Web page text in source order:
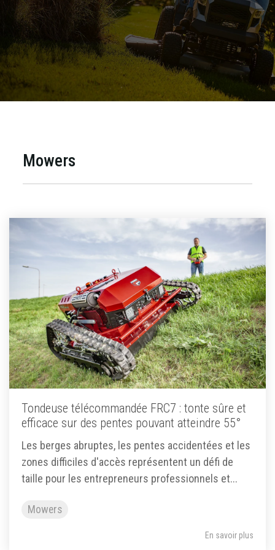
Mowers
Tondeuse télécommandée FRC7 : tonte sûre et
efficace sur des pentes pouvant atteindre 55°
Les berges abruptes, les pentes accidentées et les
zones difficiles d'accès représentent un défi de
taille pour les entrepreneurs professionnels et...
Mowers
En savoir plus